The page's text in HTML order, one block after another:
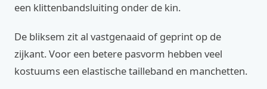
een klittenbandsluiting onder de kin.
De bliksem zit al vastgenaaid of geprint op de
zijkant. Voor een betere pasvorm hebben veel
kostuums een elastische tailleband en manchetten.